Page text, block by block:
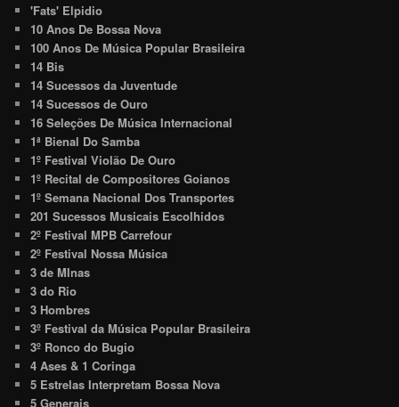
'Fats' Elpidio
10 Anos De Bossa Nova
100 Anos De Música Popular Brasileira
14 Bis
14 Sucessos da Juventude
14 Sucessos de Ouro
16 Seleções De Música Internacional
1ª Bienal Do Samba
1º Festival Violão De Ouro
1º Recital de Compositores Goianos
1º Semana Nacional Dos Transportes
201 Sucessos Musicais Escolhidos
2º Festival MPB Carrefour
2º Festival Nossa Música
3 de MInas
3 do Rio
3 Hombres
3º Festival da Música Popular Brasileira
3º Ronco do Bugio
4 Ases & 1 Coringa
5 Estrelas Interpretam Bossa Nova
5 Generais